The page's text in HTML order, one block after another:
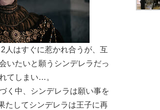
はすぐに惹かれ合うが、互
いたいと願うシンデレラだっ
てしまい…。
く中、シンデレラは願い事を
たしてシンデレラは王子に再